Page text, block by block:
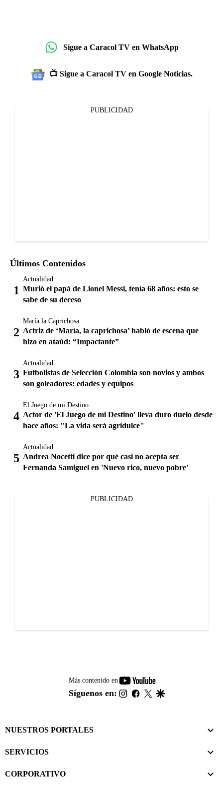
Sigue a Caracol TV en WhatsApp
📺 Sigue a Caracol TV en Google Noticias.
PUBLICIDAD
Últimos Contenidos
Actualidad
Murió el papá de Lionel Messi, tenía 68 años: esto se
sabe de su deceso
María la Caprichosa
Actriz de ‘María, la caprichosa’ habló de escena que
hizo en ataúd: “Impactante”
Actualidad
Futbolistas de Selección Colombia son novios y ambos
son goleadores: edades y equipos
El Juego de mi Destino
Actor de 'El Juego de mi Destino' lleva duro duelo desde
hace años: "La vida será agridulce"
Actualidad
Andrea Nocetti dice por qué casi no acepta ser
Fernanda Samiguel en 'Nuevo rico, nuevo pobre'
PUBLICIDAD
Más contenido en
youtube-
footer
Síguenos en: instagram
facebook
twitter
NUESTROS PORTALES
SERVICIOS
CORPORATIVO